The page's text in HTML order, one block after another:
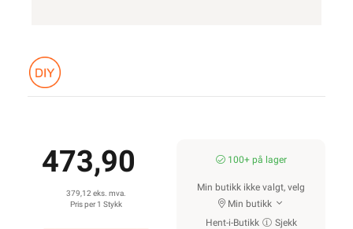
473,90
379,12 eks. mva.
Pris per 1 Stykk
100+ på lager
Min butikk ikke valgt, velg
Min butikk
Hent-i-Butikk
Sjekk